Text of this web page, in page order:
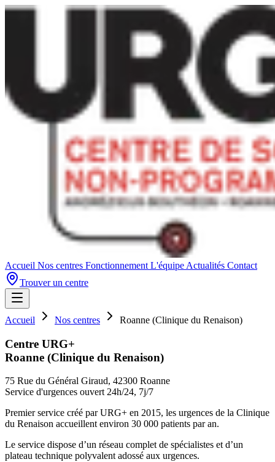
Accueil Nos centres Fonctionnement L'équipe Actualités Contact
Trouver un centre
Accueil Nos centres Roanne (Clinique du Renaison)
Centre URG+
Roanne (Clinique du Renaison)
75 Rue du Général Giraud, 42300 Roanne
Service d'urgences ouvert 24h/24, 7j/7
Premier service créé par URG+ en 2015, les urgences de la Clinique
du Renaison accueillent environ 30 000 patients par an.
Le service dispose d’un réseau complet de spécialistes et d’un
plateau technique polyvalent adossé aux urgences.